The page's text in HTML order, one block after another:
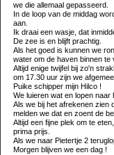
we die allemaal gepasseerd.
In de loop van de middag
aan.
Ik draai een wasje, dat
De zee is en blijft prachtig.
Als het goed is kunnen we
water om de haven binnen te
Altijd enige twijfel bij zo'n
om 17.30 uur zijn we
Puike schipper mijn Hilco !
We luieren wat en lopen naar
Als we bij het afrekenen zien
melden we dat en zoent de
Altijd een fijne plek om te
prima prijs.
Als we naar Pietertje 2
Morgen blijven we een dag !